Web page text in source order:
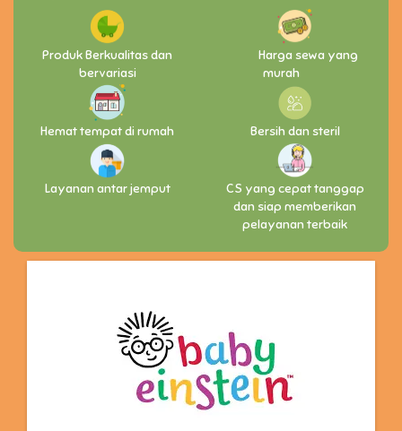
Produk Berkualitas dan
bervariasi
Harga sewa yang
murah
Hemat tempat di rumah Bersih dan steril
Layanan antar jemput
CS yang cepat tanggap
dan siap memberikan
pelayanan terbaik